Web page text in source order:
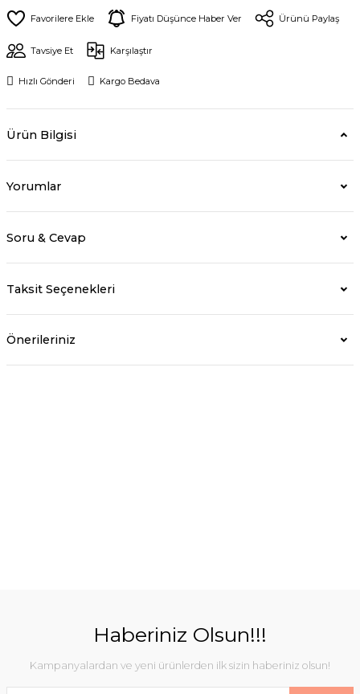
Fiyatı Düşünce Haber Ver Ürünü Paylaş
Tavsiye Et Karşılaştır
Hızlı Gönderi Kargo Bedava
Ürün Bilgisi
Yorumlar
Soru & Cevap
Taksit Seçenekleri
Önerileriniz
Haberiniz Olsun!!!
Kampanyalardan ve yeni ürünlerden ilk sizin haberiniz olsun!